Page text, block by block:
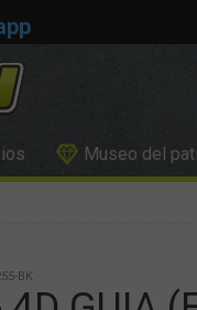
Museo del
BK